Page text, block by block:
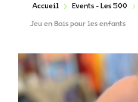
Accueil Events - Les 500
Jeu en Bois pour les enfants